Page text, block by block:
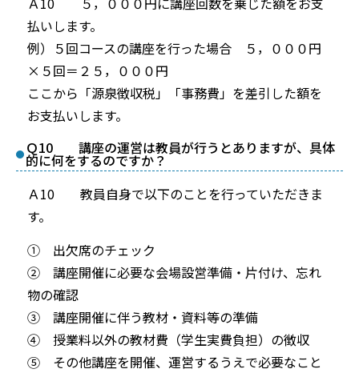
払いします。
例）５回コースの講座を行った場合 ５，０００円
×５回＝２５，０００円
ここから「源泉徴収税」「事務費」を差引した額を
お支払いします。
Ｑ10 講座の運営は教員が行うとありますが、具体
的に何をするのですか？
Ａ10 教員自身で以下のことを行っていただきま
す。
① 出欠席のチェック
② 講座開催に必要な会場設営準備・片付け、忘れ
物の確認
③ 講座開催に伴う教材・資料等の準備
④ 授業料以外の教材費（学生実費負担）の徴収
⑤ その他講座を開催、運営するうえで必要なこと